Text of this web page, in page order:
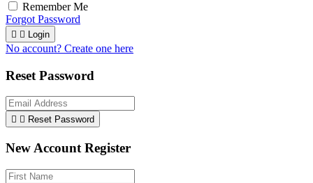
Remember Me
Forgot Password
  Login
No account? Create one here
Reset Password
  Reset Password
New Account Register